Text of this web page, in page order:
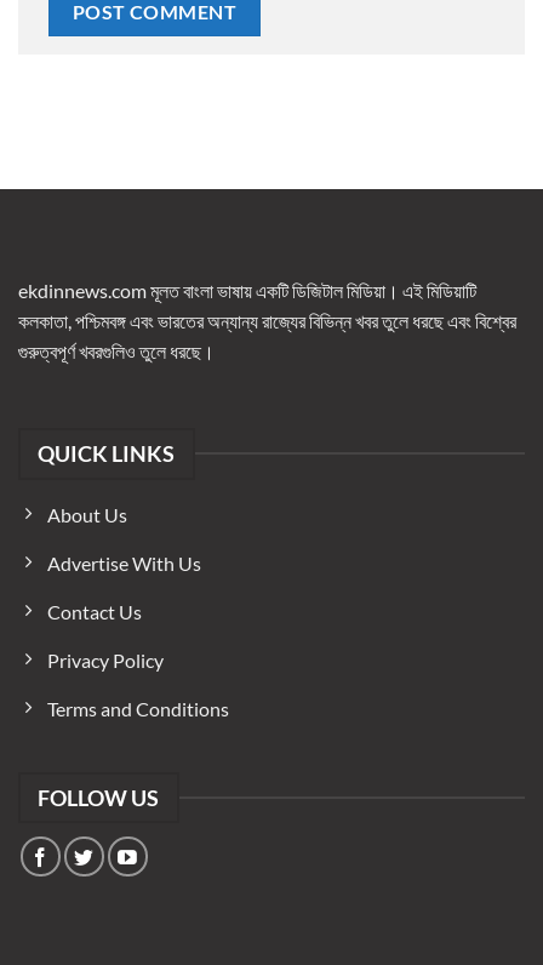
ekdinnews.com মূলত বাংলা ভাষায় একটি ডিজিটাল মিডিয়া। এই মিডিয়াটি
কলকাতা, পশ্চিমবঙ্গ এবং ভারতের অন্যান্য রাজ্যের বিভিন্ন খবর তুলে ধরছে এবং বিশ্বের
গুরুত্বপূর্ণ খবরগুলিও তুলে ধরছে।
QUICK LINKS
About Us
Advertise With Us
Contact Us
Privacy Policy
Terms and Conditions
FOLLOW US